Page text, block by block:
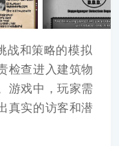
战和策略的模拟
检查进入建筑物
游戏中，玩家需
真实的访客和潜